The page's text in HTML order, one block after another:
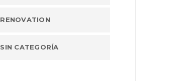
RENOVATION
SIN CATEGORÍA